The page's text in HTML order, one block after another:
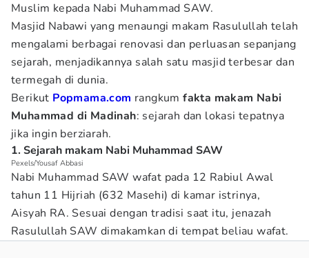
Muslim kepada Nabi Muhammad SAW.
Masjid Nabawi yang menaungi makam Rasulullah telah
mengalami berbagai renovasi dan perluasan sepanjang
sejarah, menjadikannya salah satu masjid terbesar dan
termegah di dunia.
Berikut Popmama.com rangkumfakta makam Nabi
Muhammad di Madinah: sejarah dan lokasi tepatnya
jika ingin berziarah.
1. Sejarah makam Nabi Muhammad SAW
Pexels/Yousaf Abbasi
Nabi Muhammad SAW wafat pada 12 Rabiul Awal
tahun 11 Hijriah (632 Masehi) di kamar istrinya,
Aisyah RA. Sesuai dengan tradisi saat itu, jenazah
Rasulullah SAW dimakamkan di tempat beliau wafat.